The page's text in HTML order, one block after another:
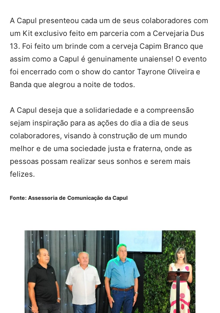
A Capul presenteou cada um de seus colaboradores com
um Kit exclusivo feito em parceria com a Cervejaria Dus
13. Foi feito um brinde com a cerveja Capim Branco que
assim como a Capul é genuinamente unaiense! O evento
foi encerrado com o show do cantor Tayrone Oliveira e
Banda que alegrou a noite de todos.
A Capul deseja que a solidariedade e a compreensão
sejam inspiração para as ações do dia a dia de seus
colaboradores, visando à construção de um mundo
melhor e de uma sociedade justa e fraterna, onde as
pessoas possam realizar seus sonhos e serem mais
felizes.
Fonte: Assessoria de Comunicação da Capul